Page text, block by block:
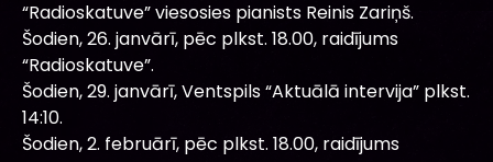
“Radioskatuve” viesosies pianists Reinis Zariņš.
Šodien, 26. janvārī, pēc plkst. 18.00, raidījums
“Radioskatuve”.
Šodien, 29. janvārī, Ventspils “Aktuālā intervija” plkst.
14:10.
Šodien, 2. februārī, pēc plkst. 18.00, raidījums